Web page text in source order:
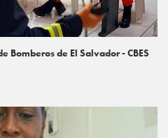
Bomberos de El Salvador - CBES